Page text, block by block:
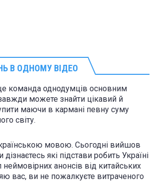
В ОДНОМУ ВІДЕО
команда однодумців основним
можете знайти цікавий й
маючи в кармані певну суму
світу.
мовою. Сьогодні вийшов
які підстави робить Україні
анонсів від китайських
вас, ви не пожалкуєте витраченого